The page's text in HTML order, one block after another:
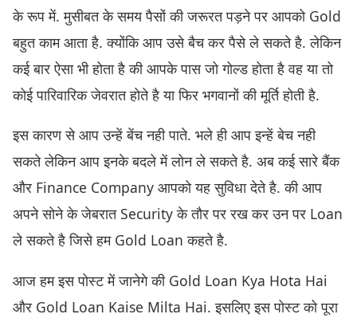
के रूप में. मुसीबत के समय पैसों की जरूरत पड़ने पर आपको Gold
बहुत काम आता है. क्योंकि आप उसे बैच कर पैसे ले सकते है. लेकिन
कई बार ऐसा भी होता है की आपके पास जो गोल्ड होता है वह या तो
कोई पारिवारिक जेवरात होते है या फिर भगवानों की मूर्ति होती है.
इस कारण से आप उन्हें बेंच नही पाते. भले ही आप इन्हें बेच नही
सकते लेकिन आप इनके बदले में लोन ले सकते है. अब कई सारे बैंक
और Finance Company आपको यह सुविधा देते है. की आप
अपने सोने के जेबरात Security के तौर पर रख कर उन पर Loan
ले सकते है जिसे हम Gold Loan कहते है.
आज हम इस पोस्ट में जानेगे की Gold Loan Kya Hota Hai
और Gold Loan Kaise Milta Hai. इसलिए इस पोस्ट को पूरा